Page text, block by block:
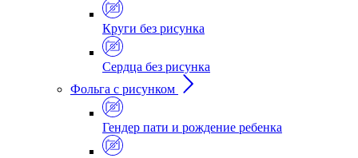
Круги без рисунка
Сердца без рисунка
Фольга с рисунком
Гендер пати и рождение ребенка